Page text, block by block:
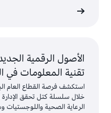
الأصول الرقمية
تقنية المعلومات في
خلال سلسلة كتل تحقق
الرعاية الصحية واللوجستيات